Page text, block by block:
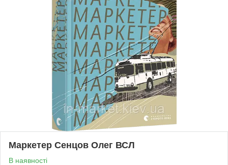
Маркетер Сенцов Олег ВСЛ
В наявності